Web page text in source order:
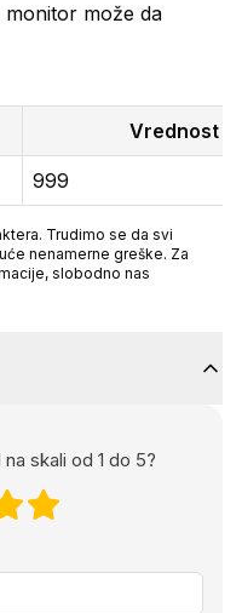
može da
Vrednost
999
Trudimo se da svi
nenamerne greške. Za
slobodno nas
skali od 1 do 5?